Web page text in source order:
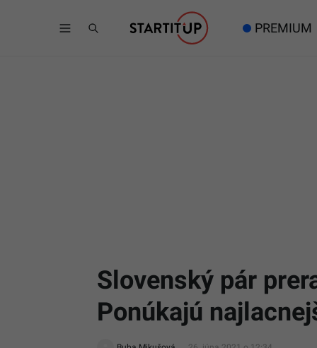
PREMIUM
Slovenský pár
Ponúkajú